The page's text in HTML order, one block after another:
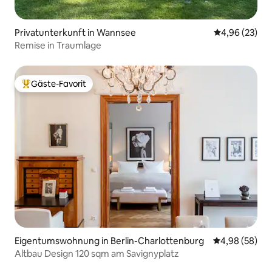
Privatunterkunft in Wannsee
4,96 (23)
Remise in Traumlage
Beliebter Gäste-Favorit.
Gäste-Favorit
Eigentumswohnung in Berlin-Charlottenburg
4,98 (58)
Altbau Design 120 sqm am Savignyplatz